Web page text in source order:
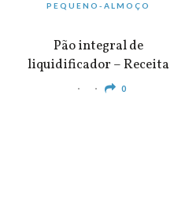
PEQUENO-ALMOÇO
Pão integral de
liquidificador – Receita
0